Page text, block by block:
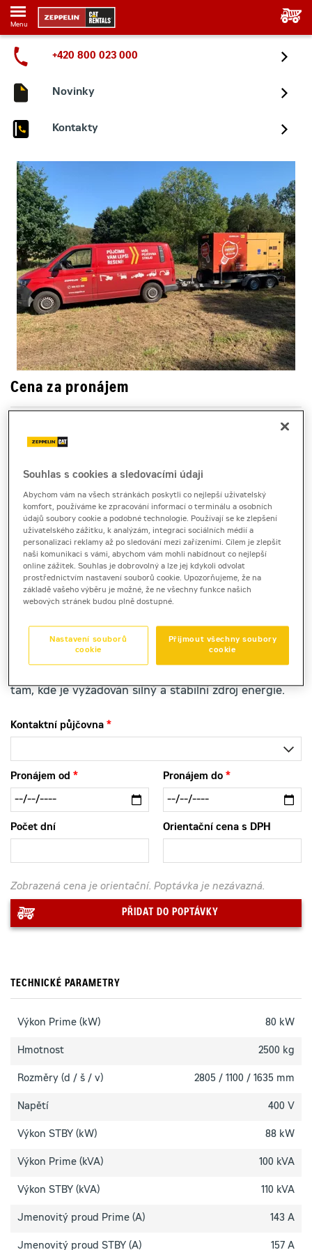
Menu
+420 800 023 000
Novinky
Kontakty
Cena za pronájem
4 550 Kč bez DPH
23 a více dnů
4 160 Kč bez DPH
5 033 Kč s DPH
30 000 Kč
tam, kde je vyžadován silný a stabilní zdroj energie.
Kontaktní půjčovna
Pronájem od Pronájem do
Počet dní Orientační cena s DPH
Zobrazená cena je orientační. Poptávka je nezávazná.
PŘIDAT DO POPTÁVKY
TECHNICKÉ PARAMETRY
Výkon Prime (kW) 80 kW
Hmotnost 2500 kg
Rozměry (d / š / v) 2805 / 1100 / 1635 mm
Napětí 400 V
Výkon STBY (kW) 88 kW
Výkon Prime (kVA) 100 kVA
Výkon STBY (kVA) 110 kVA
Jmenovitý proud Prime (A) 143 A
Jmenovitý proud STBY (A) 157 A
Souhlas s cookies a sledovacími údaji
Abychom vám na všech stránkách poskytli co nejlepší uživatelský
komfort, používáme ke zpracování informací o terminálu a osobních
údajů soubory cookie a podobné technologie. Používají se ke zlepšení
uživatelského zážitku, k analýzám, integraci sociálních médií a
personalizaci reklamy až po sledování mezi zařízeními. Cílem je zlepšit
naši komunikaci s vámi, abychom vám mohli nabídnout co nejlepší
online zážitek. Souhlas je dobrovolný a lze jej kdykoli odvolat
prostřednictvím nastavení souborů cookie. Upozorňujeme, že na
základě vašeho výběru je možné, že ne všechny funkce našich
webových stránek budou plně dostupné.
Přijmout všechny soubory
cookie
Nastavení souborů
cookie